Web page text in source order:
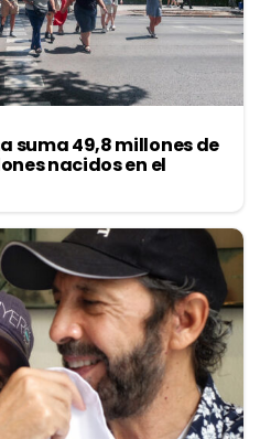
suma 49,8 millones de
nacidos en el